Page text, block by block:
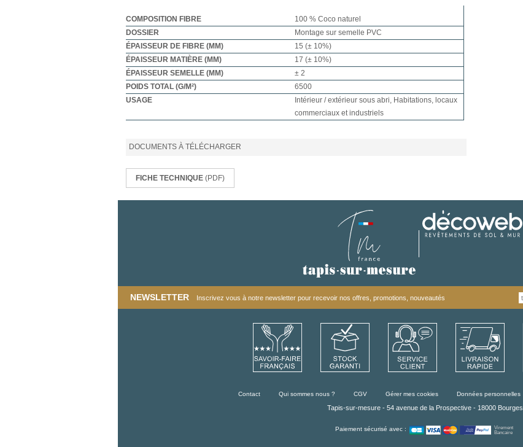
COMPOSITION FIBRE
100 % Coco naturel
DOSSIER
Montage sur semelle PVC
ÉPAISSEUR DE FIBRE (MM)
15 (± 10%)
ÉPAISSEUR MATIÈRE (MM)
17 (± 10%)
ÉPAISSEUR SEMELLE (MM)
± 2
POIDS TOTAL (G/M²)
6500
USAGE
Intérieur / extérieur sous abri, Habitations, locaux
commerciaux et industriels
DOCUMENTS À TÉLÉCHARGER
FICHE TECHNIQUE (PDF)
NEWSLETTER Inscrivez vous à notre newsletter pour recevoir nos offres, promotions, nouveautés
Contact Qui sommes nous ? CGV Gérer mes cookies Données personnelles
Tapis-sur-mesure - 54 avenue de la Prospective - 18000 Bourges
Paiement sécurisé avec :
Virement
Bancaire